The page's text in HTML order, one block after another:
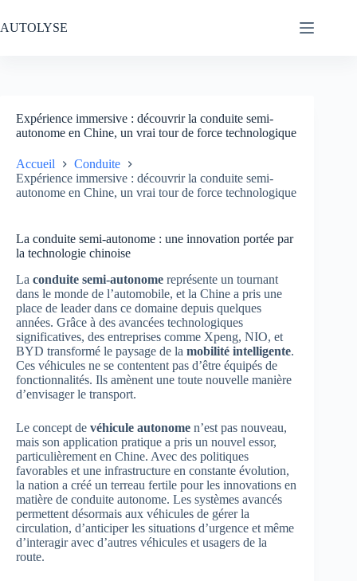
au
contenu
AUTOLYSE
Expérience immersive : découvrir la conduite semi-
autonome en Chine, un vrai tour de force technologique
Accueil
Conduite
Expérience immersive : découvrir la conduite semi-
autonome en Chine, un vrai tour de force technologique
La conduite semi-autonome : une innovation portée par
la technologie chinoise
La conduite semi-autonome représente un tournant
dans le monde de l’automobile, et la Chine a pris une
place de leader dans ce domaine depuis quelques
années. Grâce à des avancées technologiques
significatives, des entreprises comme Xpeng, NIO, et
BYD transformé le paysage de la mobilité intelligente.
Ces véhicules ne se contentent pas d’être équipés de
fonctionnalités. Ils amènent une toute nouvelle manière
d’envisager le transport.
Le concept de véhicule autonome n’est pas nouveau,
mais son application pratique a pris un nouvel essor,
particulièrement en Chine. Avec des politiques
favorables et une infrastructure en constante évolution,
la nation a créé un terreau fertile pour les innovations en
matière de conduite autonome. Les systèmes avancés
permettent désormais aux véhicules de gérer la
circulation, d’anticiper les situations d’urgence et même
d’interagir avec d’autres véhicules et usagers de la
route.